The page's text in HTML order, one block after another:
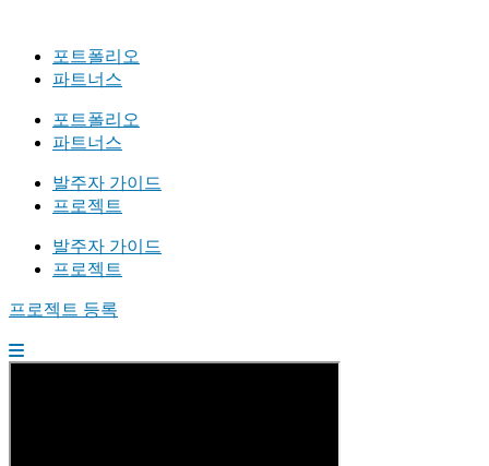
포트폴리오
파트너스
포트폴리오
파트너스
발주자 가이드
프로젝트
발주자 가이드
프로젝트
프로젝트 등록